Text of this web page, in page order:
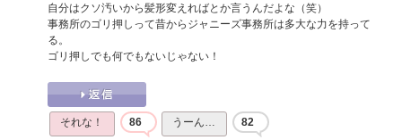
自分はクソ汚いから髪形変えればとか言うんだよな（笑）
事務所のゴリ押しって昔からジャニーズ事務所は多大な力を持って
る。
ゴリ押しでも何でもないじゃない！
それな！ 86 うーん… 82